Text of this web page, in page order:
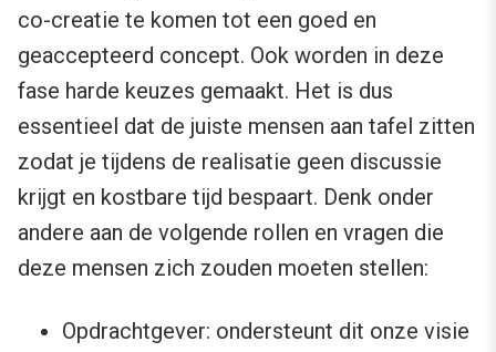
co-creatie te komen tot een goed en
geaccepteerd concept. Ook worden in deze
fase harde keuzes gemaakt. Het is dus
essentieel dat de juiste mensen aan tafel zitten
zodat je tijdens de realisatie geen discussie
krijgt en kostbare tijd bespaart. Denk onder
andere aan de volgende rollen en vragen die
deze mensen zich zouden moeten stellen:
Opdrachtgever: ondersteunt dit onze visie